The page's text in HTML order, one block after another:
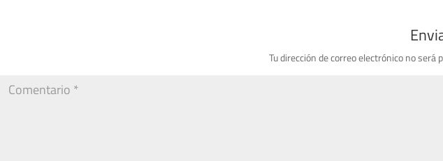
Tu dirección de correo electrónico no será